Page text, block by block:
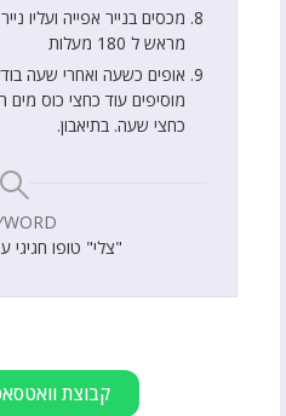
מכסים בנייר אפייה ועליו
מראש ל 180 מעלות
אופים כשעה ואחרי שעה
מוסיפים עוד כחצי כוס מים
כחצי שעה. בתיאבון.
"צלי" טופו חגיגי
קבוצת